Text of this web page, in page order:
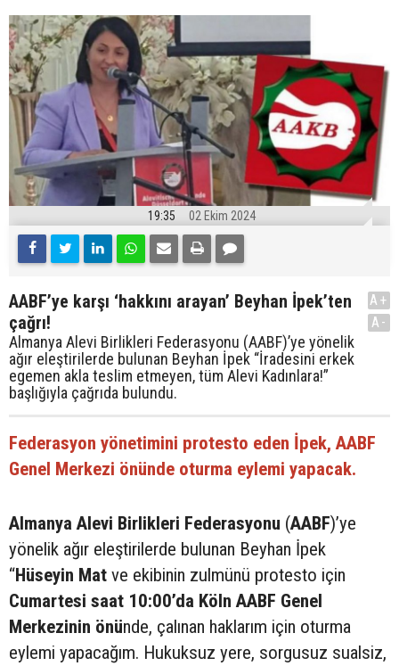
19:35 02 Ekim 2024
AABF’ye karşı ‘hakkını arayan’ Beyhan İpek’ten
çağrı!
Almanya Alevi Birlikleri Federasyonu (AABF)’ye yönelik
ağır eleştirilerde bulunan Beyhan İpek “İradesini erkek
egemen akla teslim etmeyen, tüm Alevi Kadınlara!”
başlığıyla çağrıda bulundu.
A+
A-
Federasyon yönetimini protesto eden İpek, AABF
Genel Merkezi önünde oturma eylemi yapacak.
Almanya Alevi Birlikleri Federasyonu (AABF)’ye
yönelik ağır eleştirilerde bulunan Beyhan İpek
“Hüseyin Mat ve ekibinin zulmünü protesto için
Cumartesi saat 10:00’da Köln AABF Genel
Merkezinin önünde, çalınan haklarım için oturma
eylemi yapacağım. Hukuksuz yere, sorgusuz sualsiz,